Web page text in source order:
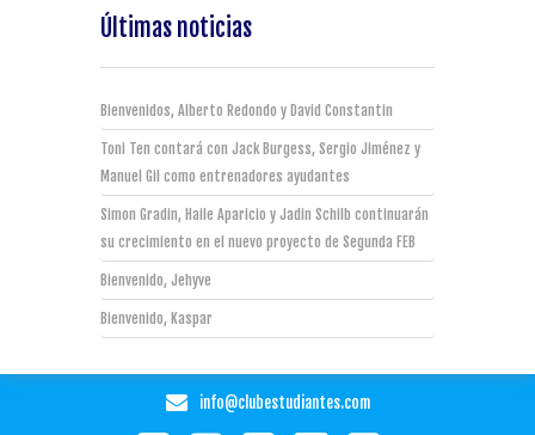
Últimas noticias
Bienvenidos, Alberto Redondo y David Constantin
Toni Ten contará con Jack Burgess, Sergio Jiménez y
Manuel Gil como entrenadores ayudantes
Simon Gradin, Haile Aparicio y Jadin Schilb continuarán
su crecimiento en el nuevo proyecto de Segunda FEB
Bienvenido, Jehyve
Bienvenido, Kaspar
info@clubestudiantes.com